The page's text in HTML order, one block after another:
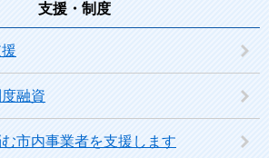
支援・制度
融資
市内事業者を支援します